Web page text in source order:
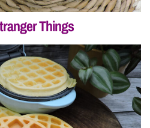
Things